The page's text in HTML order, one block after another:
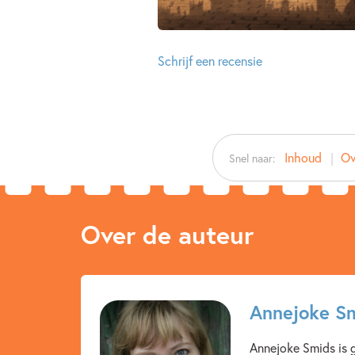
Schrijf een recensie
Snel naar: Inhoud
Over de auteur
Annejoke
Annejoke Smids is